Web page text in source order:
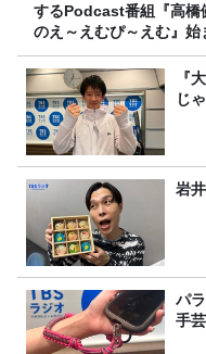
するPodcast番組『高橋
のえ～えむぴ～えむ』始
ます
『
じ
岩
パ
手